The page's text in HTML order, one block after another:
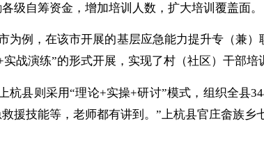
级自筹资金，增加培训人数，扩大培训覆盖面。
为例，在该市开展的基层应急能力提升专（兼）
战演练”的形式开展，实现了村（社区）干部培
杭县则采用“理论+实操+研讨”模式，组织全县
援技能等，老师都有讲到。”上杭县官庄畲族乡